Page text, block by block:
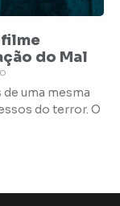
filme
do Mal
uma mesma
do terror. O